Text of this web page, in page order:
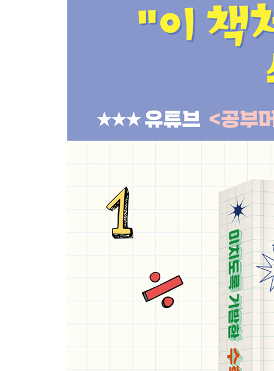
엄청난 완벽주의자였다고?
PART 11 무한으로 가는 길을 연 사람, 칸토어
세상의 비난을 견디지 못하고 정신병원에 입원했다